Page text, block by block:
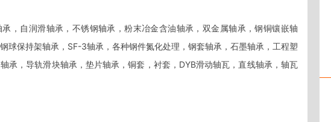
，自润滑轴承，不锈钢轴承，粉末冶金含油轴承，双金属轴承，钢铜镶嵌轴
球保持架轴承，SF-3轴承，各种钢件氮化处理，钢套轴承，石墨轴承，工程塑
承，导轨滑块轴承，垫片轴承，铜套，衬套，DYB滑动轴瓦，直线轴承，轴瓦